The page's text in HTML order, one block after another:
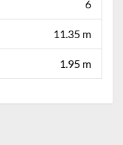
6
11.35 m
1.95 m